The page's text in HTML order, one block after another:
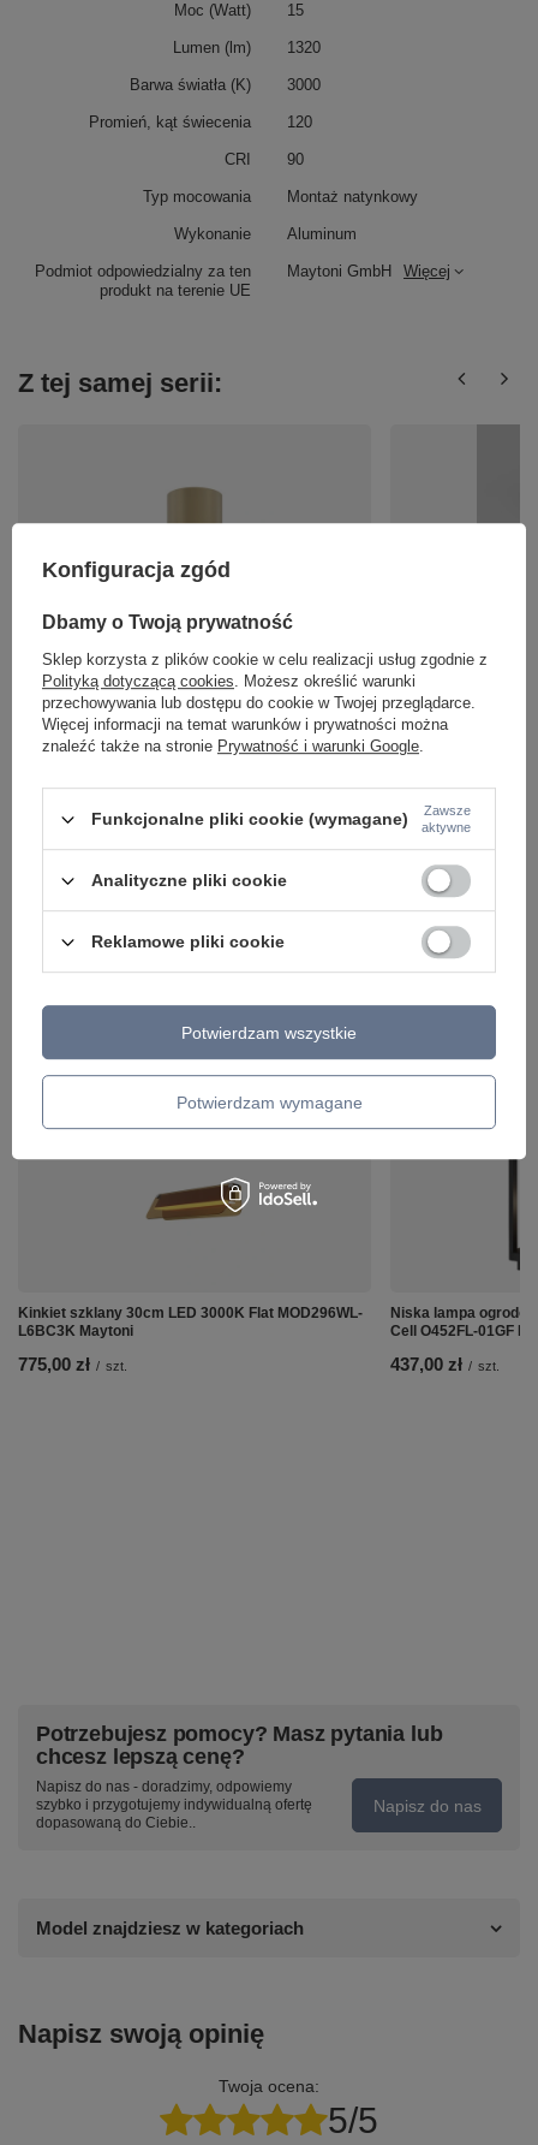
Podmiot odpowiedzialny za ten
produkt na terenie UE
Maytoni GmbH Więcej
Moc (Watt) 15
Lumen (lm) 1320
Barwa światła (K) 3000
Promień, kąt świecenia 120
CRI 90
Typ mocowania Montaż natynkowy
Wykonanie Aluminum
Z tej samej serii:
Tuba natynkowa w kolorze matowego złota LED
182,00 zł / szt.
Maytoni
182,00 zł
ZOBACZ RÓWNIEŻ
Kinkiet szklany 30cm LED 3000K Flat MOD296WL-
L6BC3K Maytoni
775,00 zł / szt.
Niska lampa
Cell O452FL-01GF
437,00 zł / szt.
Potrzebujesz pomocy? Masz pytania lub
chcesz lepszą cenę?
Napisz do nas - doradzimy, odpowiemy
szybko i przygotujemy indywidualną ofertę
dopasowaną do Ciebie..
Napisz do nas
Model znajdziesz w kategoriach
Napisz swoją opinię
Twoja ocena:
5/5
Konfiguracja zgód
Dbamy o Twoją prywatność
Sklep korzysta z plików cookie w celu realizacji usług zgodnie z
Polityką dotyczącą cookies. Możesz określić warunki
przechowywania lub dostępu do cookie w Twojej przeglądarce.
Więcej informacji na temat warunków i prywatności można
znaleźć także na stronie Prywatność i warunki Google.
Funkcjonalne pliki cookie (wymagane)
Zawsze
aktywne
Analityczne pliki cookie
Reklamowe pliki cookie
Potwierdzam wymagane
Potwierdzam wszystkie